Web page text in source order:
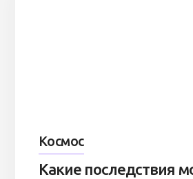
Космос
Какие последствия